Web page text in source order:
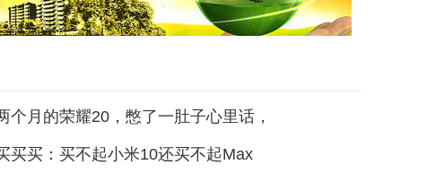
个月的荣耀20，憋了一肚子心里话，
买买：买不起小米10还买不起Max